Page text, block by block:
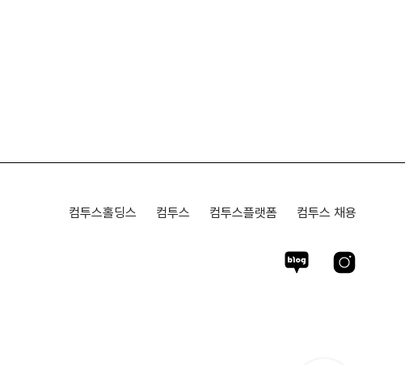
컴투스홀딩스 컴투스 컴투스플랫폼 컴투스 채용